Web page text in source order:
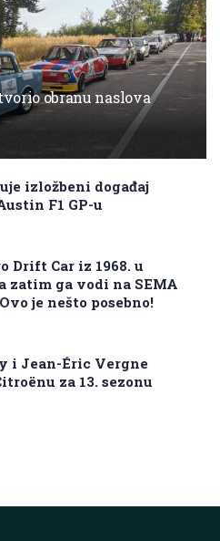
obranu naslova
izložbeni događaj
F1 GP-u
Drift Car iz 1968. u
zatim ga vodi na SEMA
je nešto posebno!
i Jean-Éric Vergne
za 13. sezonu